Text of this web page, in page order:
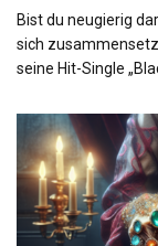
Bist du neugierig
sich
seine Hit-Single